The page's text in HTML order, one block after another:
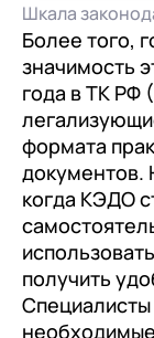
Шкала
Более того,
значимость
года в ТК РФ
формата
документов.
когда КЭДО
получить